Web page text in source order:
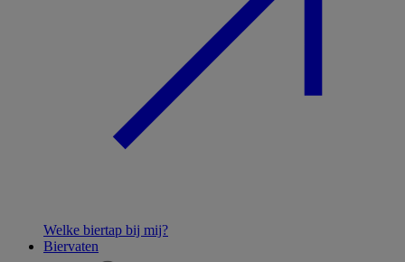
Welke biertap bij mij?
Biervaten